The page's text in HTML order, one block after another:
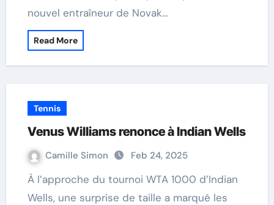
nouvel entraîneur de Novak…
Read More
Tennis
Venus Williams renonce à Indian Wells
Camille Simon Feb 24, 2025
À l’approche du tournoi WTA 1000 d’Indian
Wells, une surprise de taille a marqué les